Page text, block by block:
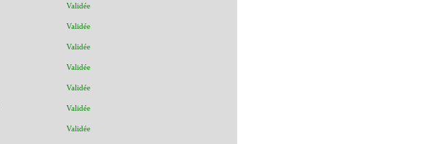
Validée
Validée
Validée
Validée
Validée
Validée
Validée